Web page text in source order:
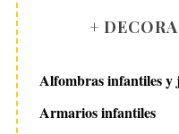
+
Alfombras infantiles y
Armarios infantiles